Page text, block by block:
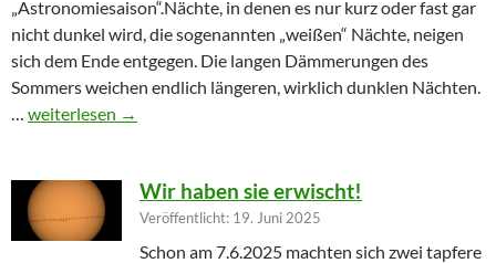
„Astronomiesaison“.Nächte, in denen es nur kurz oder fast gar
nicht dunkel wird, die sogenannten „weißen“ Nächte, neigen
sich dem Ende entgegen. Die langen Dämmerungen des
Sommers weichen endlich längeren, wirklich dunklen Nächten.
… Furioser Auftakt zur Herbstsaison
weiterlesen →
Wir haben sie erwischt!
Veröffentlicht: 19. Juni 2025
Schon am 7.6.2025 machten sich zwei tapfere